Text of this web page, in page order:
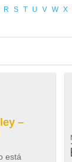
R S T U V W X
–
está